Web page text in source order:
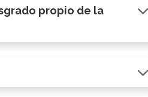
propio de la